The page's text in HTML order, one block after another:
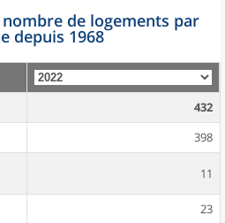
de logements par
depuis 1968
432
398
11
23